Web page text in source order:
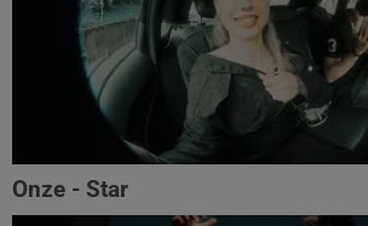
Onze - Star